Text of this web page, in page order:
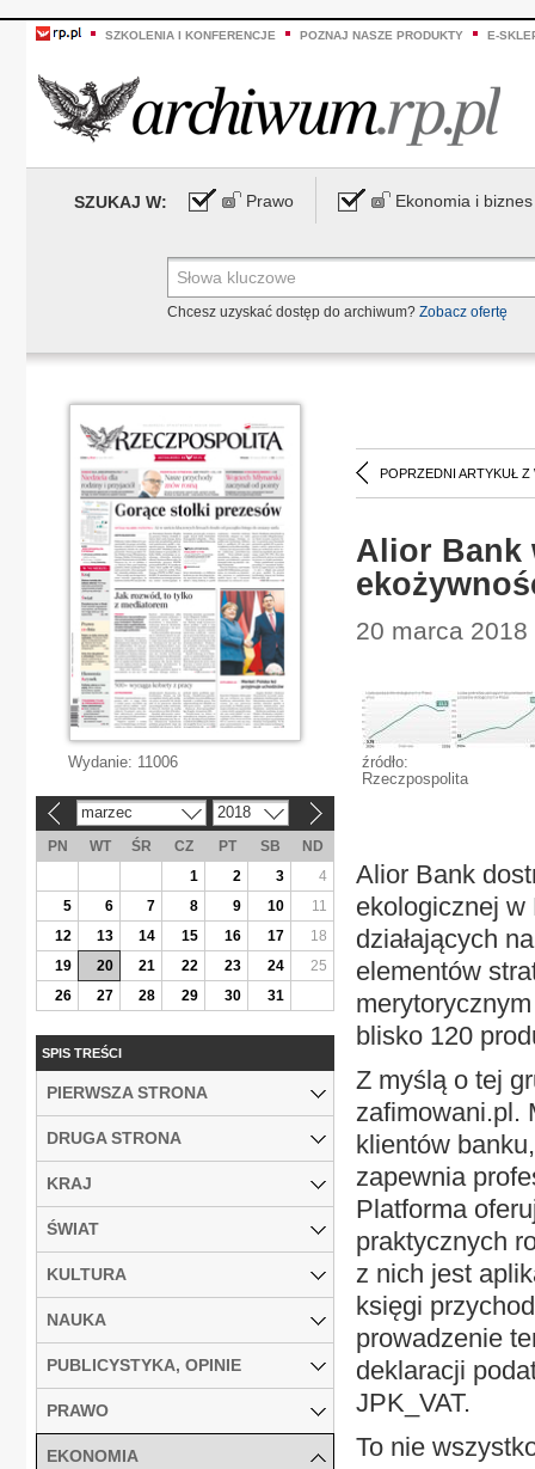
SZKOLENIA I KONFERENCJE POZNAJ NASZE PRODUKTY E-
SZUKAJ W: Prawo Ekonomia i biznes
Chcesz uzyskać dostęp do archiwum? Zobacz ofertę
POPRZEDNI ARTYKUŁ Z
Alior Bank
20 marca
źródło:
Rzeczpospolita
Alior Bank
ekologicznej w
działających
elementów
blisko 120
Z myślą o tej
zafimowani.pl.
klientów
zapewnia
Platforma
praktycznych
z nich jest
księgi
prowadzenie
deklaracji
JPK_VAT.
To nie
Wydanie: 11006
marzec 2018
PN WT ŚR CZ PT SB
ND
1
2 3
4
5
6 7 8 9 10
11
12
13 14 15 16 17
18
19
20 21 22 23 24
25
26
27 28 29 30 31
SPIS TREŚCI
PIERWSZA STRONA
DRUGA STRONA
KRAJ
ŚWIAT
KULTURA
NAUKA
PUBLICYSTYKA, OPINIE
PRAWO
EKONOMIA